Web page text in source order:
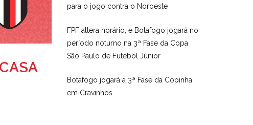
para o jogo contra o Noroeste
FPF altera horário, e Botafogo jogará no
período noturno na 3ª Fase da Copa
São Paulo de Futebol Júnior
Botafogo jogará a 3ª Fase da Copinha
em Cravinhos